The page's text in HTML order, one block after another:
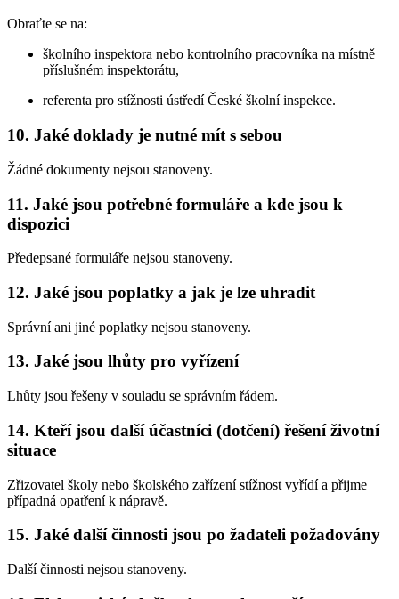
Obraťte se na:
školního inspektora nebo kontrolního pracovníka na místně
příslušném inspektorátu,
referenta pro stížnosti ústředí České školní inspekce.
10. Jaké doklady je nutné mít s sebou
Žádné dokumenty nejsou stanoveny.
11. Jaké jsou potřebné formuláře a kde jsou k
dispozici
Předepsané formuláře nejsou stanoveny.
12. Jaké jsou poplatky a jak je lze uhradit
Správní ani jiné poplatky nejsou stanoveny.
13. Jaké jsou lhůty pro vyřízení
Lhůty jsou řešeny v souladu se správním řádem.
14. Kteří jsou další účastníci (dotčení) řešení životní
situace
Zřizovatel školy nebo školského zařízení stížnost vyřídí a přijme
případná opatření k nápravě.
15. Jaké další činnosti jsou po žadateli požadovány
Další činnosti nejsou stanoveny.